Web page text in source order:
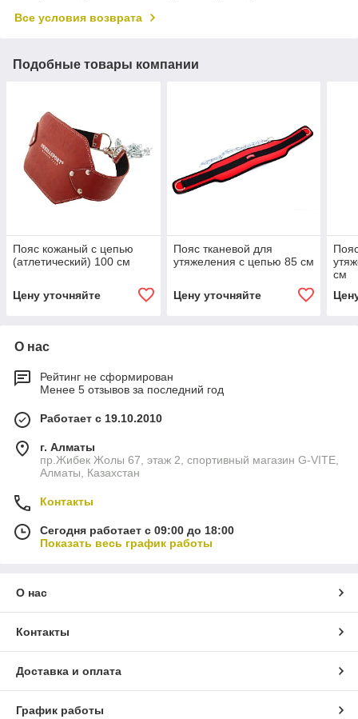
Все условия возврата
Подобные товары компании
Пояс кожаный с цепью
(атлетический) 100 см
Цену уточняйте
Пояс тканевой для
утяжеления с цепью 85 см
Цену уточняйте
см
О нас
Рейтинг не сформирован
Менее 5 отзывов за последний год
Работает с 19.10.2010
г. Алматы
пр.Жибек Жолы 67, этаж 2, спортивный магазин G-VITE,
Алматы, Казахстан
Контакты
Сегодня работает с 09:00 до 18:00
Показать весь график работы
О нас
Контакты
Доставка и оплата
График работы